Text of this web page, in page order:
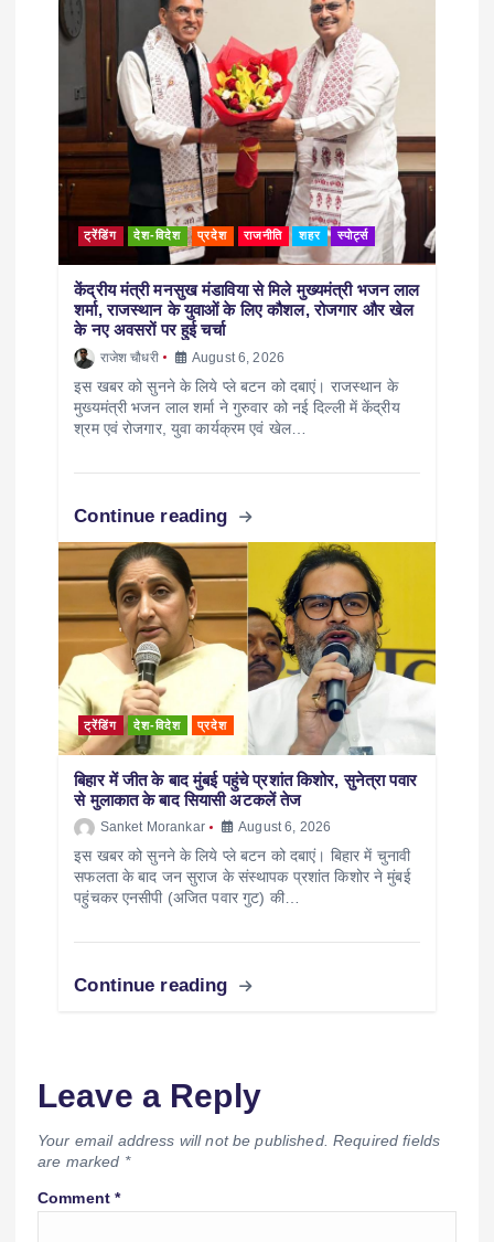
ट्रेंडिंग देश-विदेश प्रदेश राजनीति शहर स्पोर्ट्स
केंद्रीय मंत्री मनसुख मंडाविया से मिले मुख्यमंत्री भजन लाल
शर्मा, राजस्थान के युवाओं के लिए कौशल, रोजगार और खेल
के नए अवसरों पर हुई चर्चा
राजेश चौधरी August 6, 2026
इस खबर को सुनने के लिये प्ले बटन को दबाएं। राजस्थान के
मुख्यमंत्री भजन लाल शर्मा ने गुरुवार को नई दिल्ली में केंद्रीय
श्रम एवं रोजगार, युवा कार्यक्रम एवं खेल…
Continue reading
ट्रेंडिंग देश-विदेश प्रदेश
बिहार में जीत के बाद मुंबई पहुंचे प्रशांत किशोर, सुनेत्रा पवार
से मुलाकात के बाद सियासी अटकलें तेज
Sanket Morankar August 6, 2026
इस खबर को सुनने के लिये प्ले बटन को दबाएं। बिहार में चुनावी
सफलता के बाद जन सुराज के संस्थापक प्रशांत किशोर ने मुंबई
पहुंचकर एनसीपी (अजित पवार गुट) की…
Continue reading
Leave a Reply
Your email address will not be published. Required fields
are marked *
Comment*